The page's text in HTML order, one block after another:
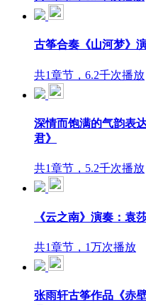
古筝合奏《山河梦》
共1章节，6.2千次播放
深情而饱满的气韵表
君》
共1章节，5.2千次播放
《云之南》演奏：袁
共1章节，1万次播放
张雨轩古筝作品《赤